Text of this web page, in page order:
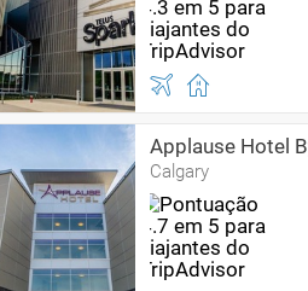
Applause Hotel
Calgary